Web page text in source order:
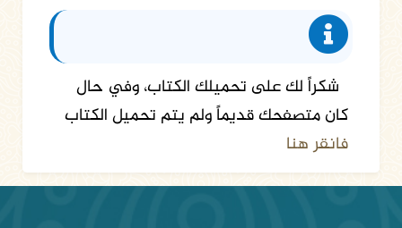
شكراً لك على تحميلك الكتاب، وفي حال
كان متصفحك قديماً ولم يتم تحميل الكتاب
فانقر هنا